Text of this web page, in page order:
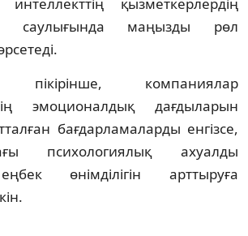
саулығында маңызды рөл
пікірінше, компаниялар
эмоционалдық дағдыларын
бағдарламаларды енгізсе,
психологиялық ахуалды
өнімділігін арттыруға